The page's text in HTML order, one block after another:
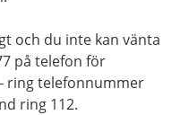
och du inte kan vänta
på telefon för
ring telefonnummer
ring 112.